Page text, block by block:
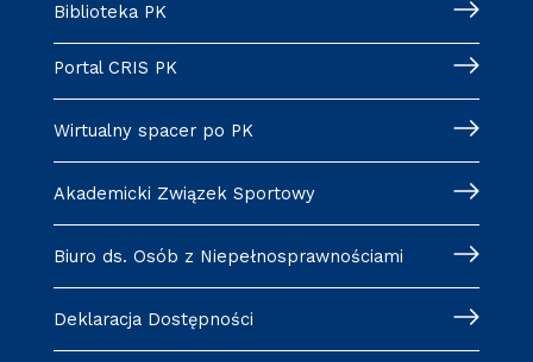
Biblioteka PK
Portal CRIS PK
Wirtualny spacer po PK
Akademicki Związek Sportowy
Biuro ds. Osób z Niepełnosprawnościami
Deklaracja Dostępności